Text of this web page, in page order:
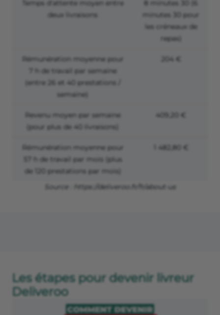
Temps d'attente moyen entre
deux livraisons
8 minutes 30 (6
minutes 30 pour
les créneaux de
repas)
Rémunération moyenne pour
7 h de travail par semaine
(entre 26 et 40 prestations /
semaine)
204 €
Revenu moyen par semaine
(pour plus de 40 livraisons)
409,20 €
Rémunération moyenne pour
57 h de travail par mois (plus
de 120 prestations par mois)
1 482,80 €
Source : https://deliveroo.fr/fr/about-us
Les étapes pour devenir livreur
Deliveroo